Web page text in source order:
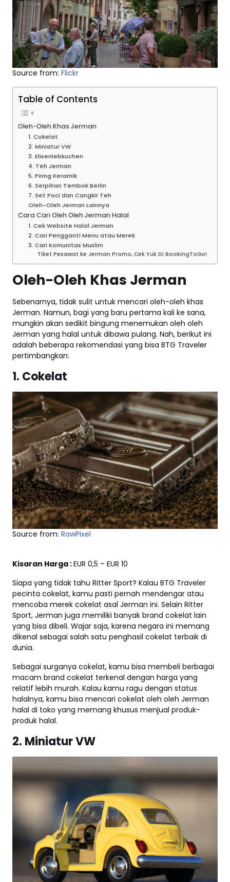
Source from: Flickr
Table of Contents
Oleh-Oleh Khas Jerman
1. Cokelat
2. Miniatur VW
3. Elisenlebkuchen
4. Teh Jerman
5. Piring Keramik
6. Serpihan Tembok Berlin
7. Set Poci dan Cangkir Teh
Oleh-Oleh Jerman Lainnya
Cara Cari Oleh Oleh Jerman Halal
1. Cek Website Halal Jerman
2. Cari Pengganti Menu atau Merek
3. Cari Komunitas Muslim
Tiket Pesawat ke Jerman Promo, Cek Yuk Di BookingToGo!
Oleh-Oleh Khas Jerman
Sebenarnya, tidak sulit untuk mencari oleh-oleh khas
Jerman. Namun, bagi yang baru pertama kali ke sana,
mungkin akan sedikit bingung menemukan oleh oleh
Jerman yang halal untuk dibawa pulang. Nah, berikut ini
adalah beberapa rekomendasi yang bisa BTG Traveler
pertimbangkan:
1. Cokelat
Source from: RawPixel
Kisaran Harga :EUR 0,5 – EUR 10
Siapa yang tidak tahu Ritter Sport? Kalau BTG Traveler
pecinta cokelat, kamu pasti pernah mendengar atau
mencoba merek cokelat asal Jerman ini. Selain Ritter
Sport, Jerman juga memiliki banyak brand cokelat lain
yang bisa dibeli. Wajar saja, karena negara ini memang
dikenal sebagai salah satu penghasil cokelat terbaik di
dunia.
Sebagai surganya cokelat, kamu bisa membeli berbagai
macam brand cokelat terkenal dengan harga yang
relatif lebih murah. Kalau kamu ragu dengan status
halalnya, kamu bisa mencari cokelat oleh oleh Jerman
halal di toko yang memang khusus menjual produk-
produk halal.
2. Miniatur VW